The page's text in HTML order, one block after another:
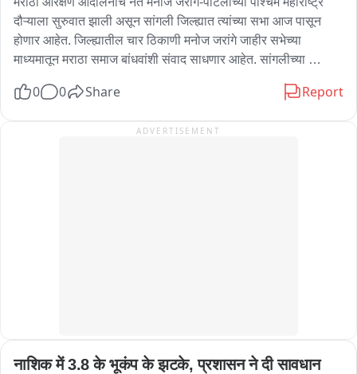
दौऱ्याला सुरुवात झाली असून सांगली जिल्ह्यात त्यांच्या सभा आज पासून
होणार आहेत. जिल्ह्यातील चार ठिकाणी मनोज जरांगे जाहीर सभेच्या
माध्यमातून मराठा समाज बांधवांशी संवाद साधणार आहेत. सांगलीच्या
सायंकाळी आटपाडी येथे त्यांचे आगमन होणार असून सांगली जिल्ह्यातील दोन
0 0 Share Report
ADVERTISEMENT
नाशिक में 3.8 के भूकंप के झटके, प्रशासन ने दी सावधान